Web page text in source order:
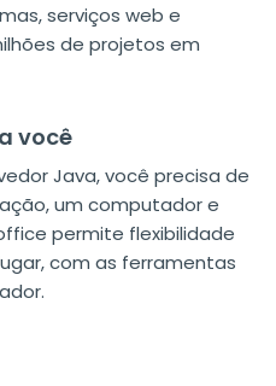
serviços web e
de projetos em
você
Java, você precisa de
um computador e
permite flexibilidade
com as ferramentas